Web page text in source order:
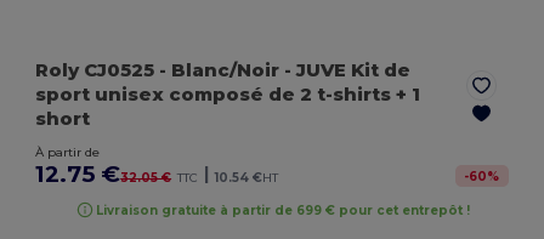
Roly CJ0525 - Blanc/Noir - JUVE Kit de
sport unisex composé de 2 t-shirts + 1
short
À partir de
12.75 €32.05 € TTC | 10.54 €HT -60%
Livraison gratuite à partir de 699 € pour cet entrepôt !